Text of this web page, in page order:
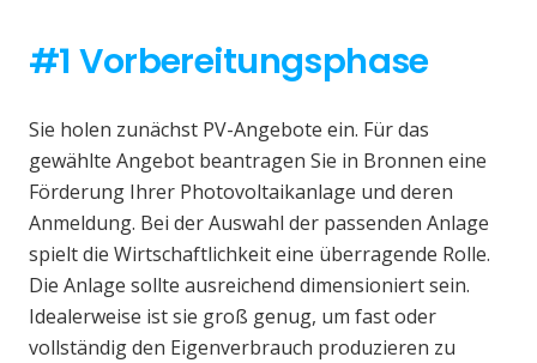
#1 Vorbereitungsphase
Sie holen zunächst PV-Angebote ein. Für das
gewählte Angebot beantragen Sie in Bronnen eine
Förderung Ihrer Photovoltaikanlage und deren
Anmeldung. Bei der Auswahl der passenden Anlage
spielt die Wirtschaftlichkeit eine überragende Rolle.
Die Anlage sollte ausreichend dimensioniert sein.
Idealerweise ist sie groß genug, um fast oder
vollständig den Eigenverbrauch produzieren zu